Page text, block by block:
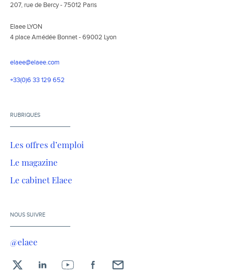
207, rue de Bercy - 75012 Paris
Elaee LYON
4 place Amédée Bonnet - 69002 Lyon
elaee@elaee.com
+33(0)6 33 129 652
RUBRIQUES
Les offres d’emploi
Le magazine
Le cabinet Elaee
NOUS SUIVRE
@elaee